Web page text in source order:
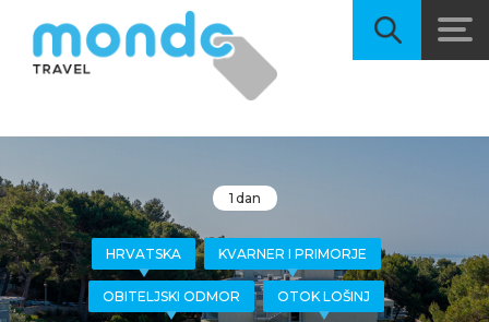
1 dan
HRVATSKA KVARNER I PRIMORJE
OBITELJSKI ODMOR OTOK LOŠINJ